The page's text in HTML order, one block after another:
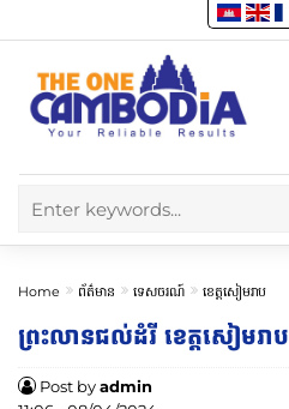
Home ព័ត៌មាន ទេសចរណ៍ ខេត្តសៀមរាប
ព្រះលានជល់ដំរី ខេត្តសៀមរាប
Post byadmin